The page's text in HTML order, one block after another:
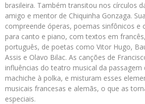
brasileira. Também transitou nos círculos
amigo e mentor de Chiquinha Gonzaga.
compreende óperas, poemas sinfônicos e
para canto e piano, com textos em
português, de poetas como Vitor Hugo,
Assis e Olavo Bilac. As canções de
influências do teatro musical da passagem
machiche à polka, e misturam esses
musicais francesas e alemãs, o que as
especiais.